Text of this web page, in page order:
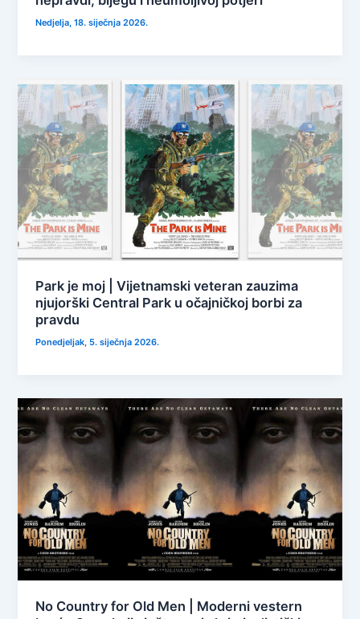
Nedjelja, 18. siječnja 2026.
Park je moj | Vijetnamski veteran zauzima
njujorški Central Park u očajničkoj borbi za
pravdu
Ponedjeljak, 5. siječnja 2026.
No Country for Old Men | Moderni vestern